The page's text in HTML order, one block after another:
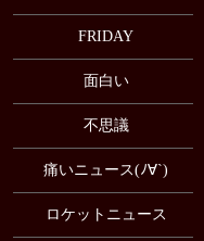
FRIDAY
面白い
不思議
痛いニュース(ﾉ∀`)
ロケットニュース